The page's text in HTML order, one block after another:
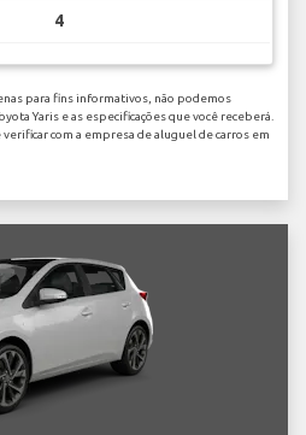
4
para fins informativos, não podemos
Yaris e as especificações que você receberá.
com a empresa de aluguel de carros em